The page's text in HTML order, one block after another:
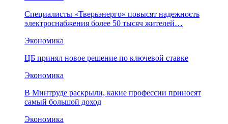
Специалисты «Тверьэнерго» повысят надежность
электроснабжения более 50 тысяч жителей…
Экономика
ЦБ принял новое решение по ключевой ставке
Экономика
В Минтруде раскрыли, какие профессии приносят
самый большой доход
Экономика